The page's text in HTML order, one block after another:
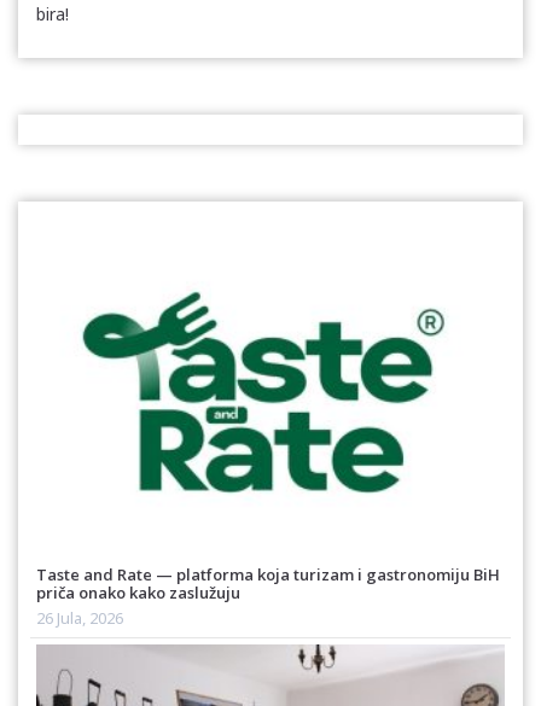
bira!
Taste and Rate — platforma koja turizam i gastronomiju BiH
priča onako kako zaslužuju
26 Jula, 2026